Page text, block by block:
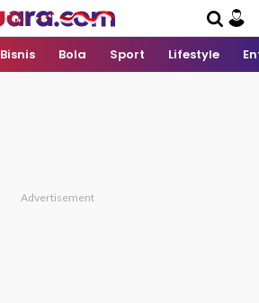
Bisnis Bola Sport Lifestyle